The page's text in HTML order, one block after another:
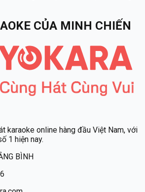
CỦA MINH CHIẾN
karaoke online hàng đầu Việt Nam, với
1 hiện nay.
BÌNH